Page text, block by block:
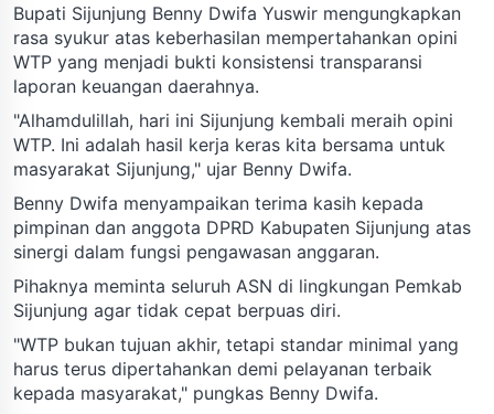
Bupati Sijunjung Benny Dwifa Yuswir mengungkapkan
rasa syukur atas keberhasilan mempertahankan opini
WTP yang menjadi bukti konsistensi transparansi
laporan keuangan daerahnya.
"Alhamdulillah, hari ini Sijunjung kembali meraih opini
WTP. Ini adalah hasil kerja keras kita bersama untuk
masyarakat Sijunjung," ujar Benny Dwifa.
Benny Dwifa menyampaikan terima kasih kepada
pimpinan dan anggota DPRD Kabupaten Sijunjung atas
sinergi dalam fungsi pengawasan anggaran.
Pihaknya meminta seluruh ASN di lingkungan Pemkab
Sijunjung agar tidak cepat berpuas diri.
"WTP bukan tujuan akhir, tetapi standar minimal yang
harus terus dipertahankan demi pelayanan terbaik
kepada masyarakat," pungkas Benny Dwifa.